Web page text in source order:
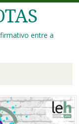
entre a